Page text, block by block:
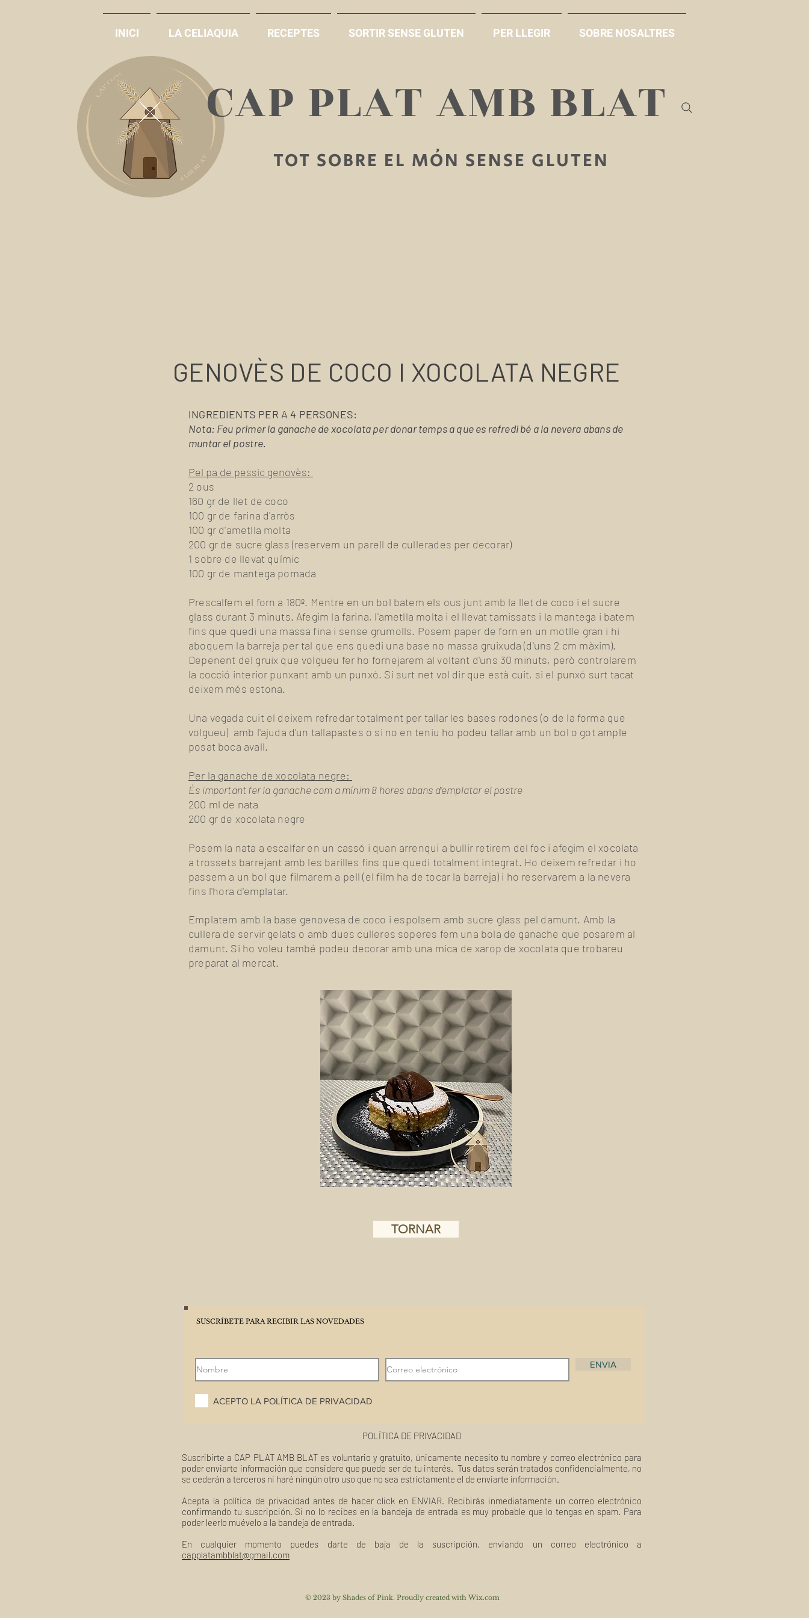
INICI LA CELIAQUIA RECEPTES SORTIR SENSE GLUTEN PER LLEGIR SOBRE NOSALTRES
​CAP PLAT AMB BLAT
TOT SOBRE EL MÓN SENSE GLUTEN
GENOVÈS DE COCO I XOCOLATA NEGRE
INGREDIENTS PER A 4 PERSONES:
Nota: Feu primer la ganache de xocolata per donar temps a que es refredi bé a la nevera abans de
muntar el postre.
Pel pa de pessic genovès:
2 ous
160 gr de llet de coco
100 gr de farina d'arròs
100 gr d'ametlla molta
200 gr de sucre glass (reservem un parell de cullerades per decorar)
1 sobre de llevat químic
100 gr de mantega pomada
Prescalfem el forn a 180º. Mentre en un bol batem els ous junt amb la llet de coco i el sucre
glass durant 3 minuts. Afegim la farina, l'ametlla molta i el llevat tamissats i la mantega i batem
fins que quedi una massa fina i sense grumolls. Posem paper de forn en un motlle gran i hi
aboquem la barreja per tal que ens quedi una base no massa gruixuda (d'uns 2 cm màxim).
Depenent del gruix que volgueu fer ho fornejarem al voltant d'uns 30 minuts, però controlarem
la cocció interior punxant amb un punxó. Si surt net vol dir que està cuit, si el punxó surt tacat
deixem més estona.
Una vegada cuit el deixem refredar totalment per tallar les bases rodones (o de la forma que
volgueu) amb l'ajuda d'un tallapastes o si no en teniu ho podeu tallar amb un bol o got ample
posat boca avall.
Per la ganache de xocolata negre:
És important fer la ganache com a mínim 8 hores abans d'emplatar el postre
200 ml de nata
200 gr de xocolata negre
Posem la nata a escalfar en un cassó i quan arrenqui a bullir retirem del foc i afegim el xocolata
a trossets barrejant amb les barilles fins que quedi totalment integrat. Ho deixem refredar i ho
passem a un bol que filmarem a pell (el film ha de tocar la barreja) i ho reservarem a la nevera
fins l'hora d'emplatar.
Emplatem amb la base genovesa de coco i espolsem amb sucre glass pel damunt. Amb la
cullera de servir gelats o amb dues culleres soperes fem una bola de ganache que posarem al
damunt. Si ho voleu també podeu decorar amb una mica de xarop de xocolata que trobareu
preparat al mercat.
TORNAR
SUSCRÍBETE PARA RECIBIR LAS NOVEDADES
ENVIA
ACEPTO LA POLÍTICA DE PRIVACIDAD
POLÍTICA DE PRIVACIDAD
Suscribirte a CAP PLAT AMB BLAT es voluntario y gratuito, únicamente necesito tu nombre y correo electrónico para
poder enviarte información que considere que puede ser de tu interés. Tus datos serán tratados confidencialmente, no
se cederán a terceros ni haré ningún otro uso que no sea estrictamente el de enviarte información.
Acepta la política de privacidad antes de hacer click en ENVIAR. Recibirás inmediatamente un correo electrónico
confirmando tu suscripción. Si no lo recibes en la bandeja de entrada es muy probable que lo tengas en spam. Para
poder leerlo muévelo a la bandeja de entrada.
En cualquier momento puedes darte de baja de la suscripción, enviando un correo electrónico a
capplatambblat@gmail.com
© 2023 by Shades of Pink. Proudly created with Wix.com